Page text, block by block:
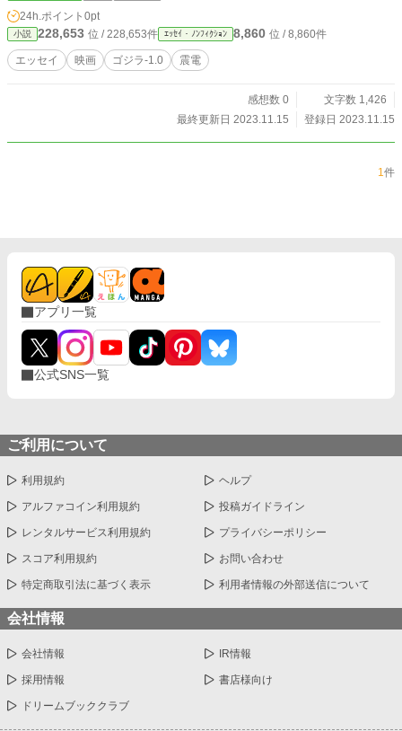
24h.ポイント 0pt
小説 228,653 位 / 228,653件 ｴｯｾｲ・ﾉﾝﾌｨｸｼｮﾝ 8,860 位 / 8,860件
エッセイ 映画 ゴジラ-1.0 震電
感想数 0
文字数 1,426
最終更新日 2023.11.15
登録日 2023.11.15
1件
アプリ一覧
公式SNS一覧
ご利用について
利用規約 ヘルプ
アルファコイン利用規約 投稿ガイドライン
レンタルサービス利用規約 プライバシーポリシー
スコア利用規約 お問い合わせ
特定商取引法に基づく表示 利用者情報の外部送信について
会社情報
会社情報 IR情報
採用情報 書店様向け
ドリームブッククラブ